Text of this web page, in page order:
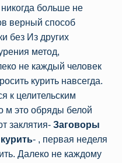
больше не
верный способ
без Из других
метод,
не каждый человек
курить навсегда.
к целительским
м это обряды белой
заклятия- Заговоры
- , первая неделя
Далеко не каждому